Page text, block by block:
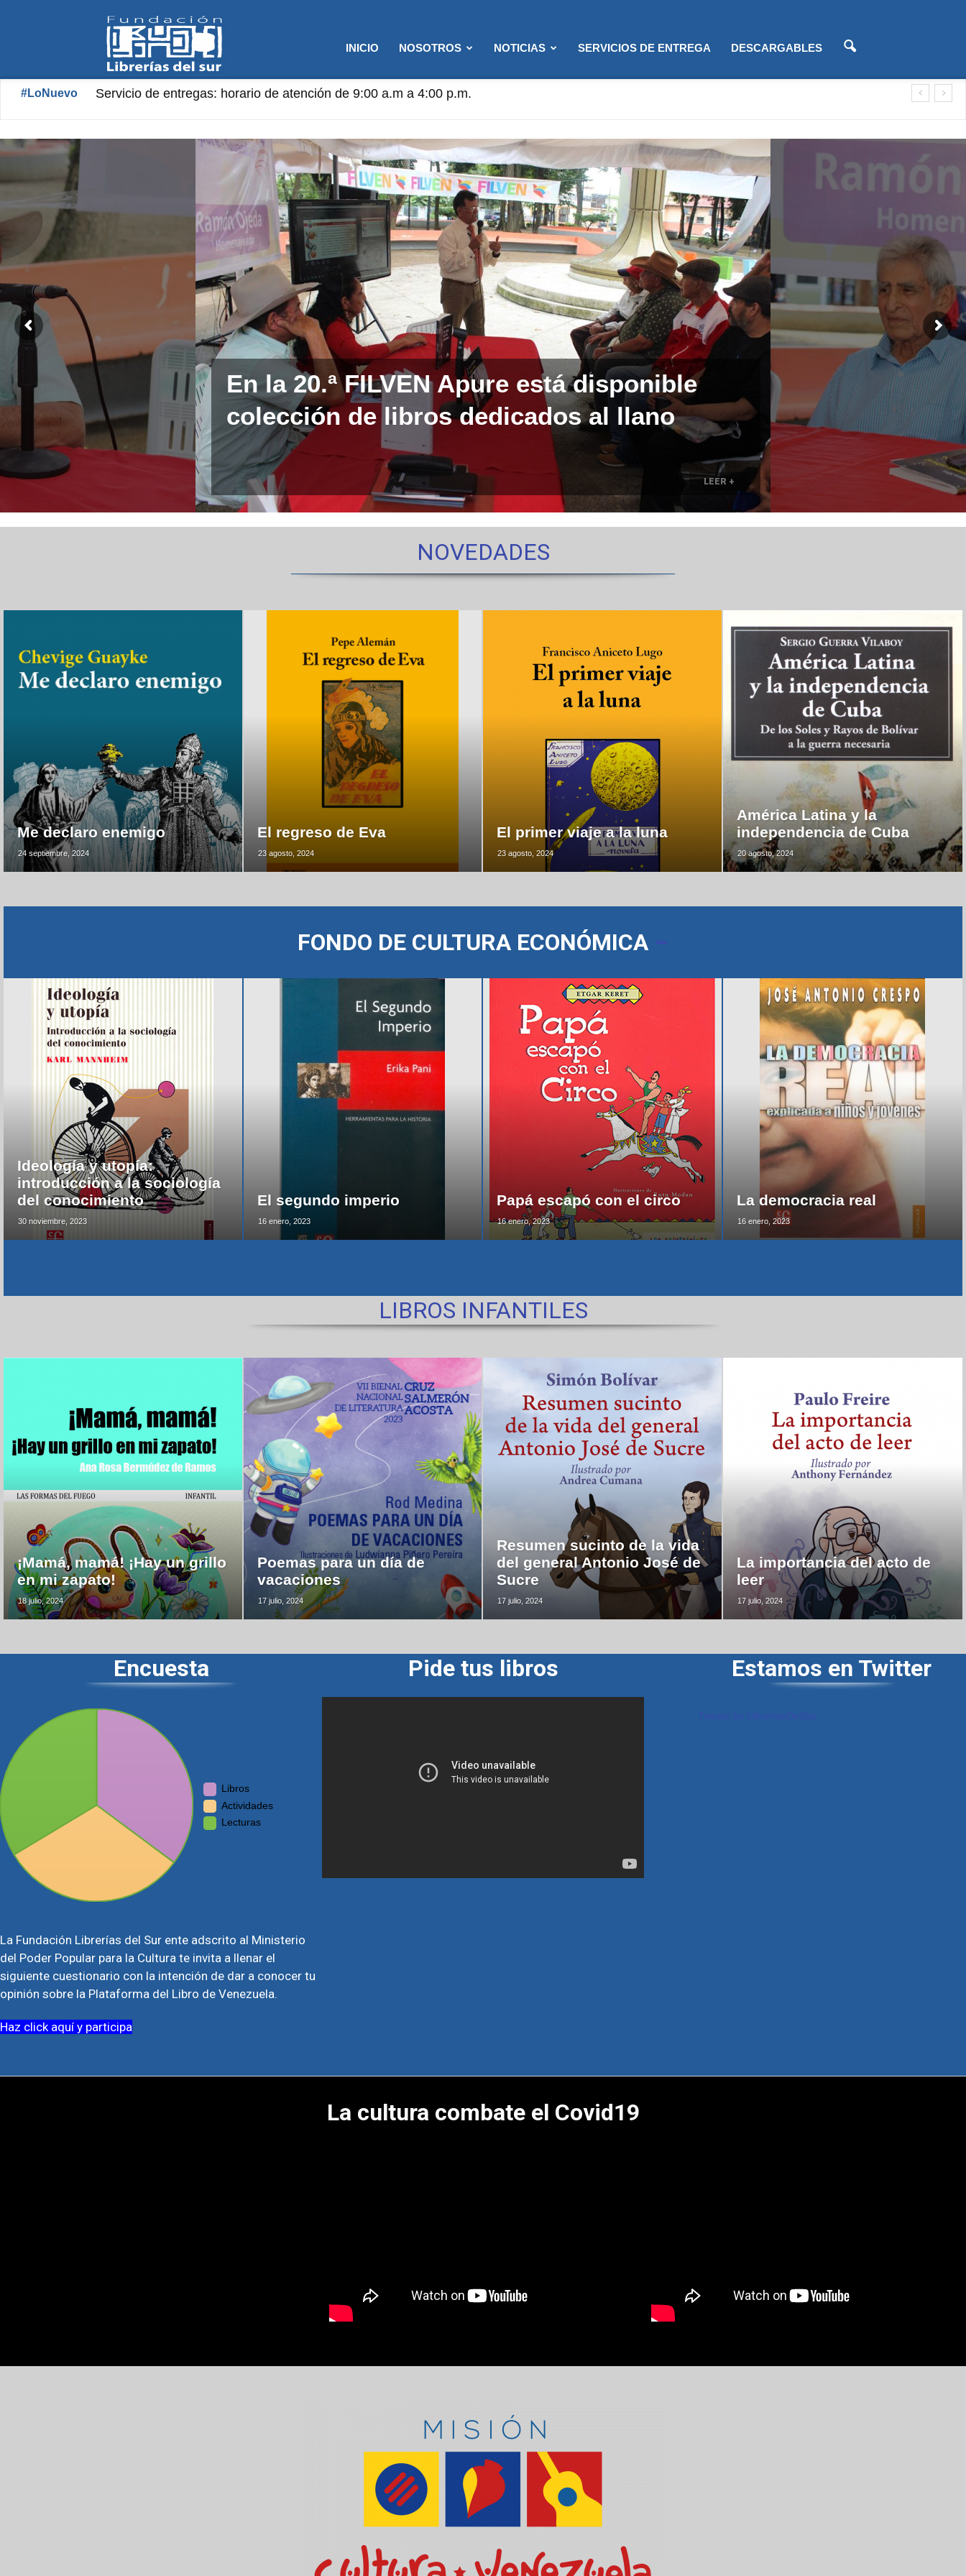
Sur
INICIO NOSOTROS NOTICIAS SERVICIOS DE ENTREGA DESCARGABLES
#LoNuevo Servicio de entregas: horario de atención de 9:00 a.m a 4:00 p.m.
Librería «Aníbal Nazoa» Horario de atención: 8:00 a.m. a 12:00 p.m. (Solo semanas de Flexibilización)
En la 20.ª FILVEN Apure está disponible
colección de libros dedicados al llano
NOVEDADES
Me declaro enemigo
24 septiembre, 2024
El regreso de Eva
23 agosto, 2024
El primer viaje a la luna
23 agosto, 2024
América Latina y la
independencia de Cuba
20 agosto, 2024
FONDO DE CULTURA ECONÓMICA
Ideología y utopía:
introducción a la sociología
del conocimiento
30 noviembre, 2023
El segundo imperio
16 enero, 2023
Papá escapó con el circo
16 enero, 2023
La democracia real
16 enero, 2023
LIBROS INFANTILES
¡Mamá, mamá! ¡Hay un grillo
en mi zapato!
18 julio, 2024
Poemas para un día de
vacaciones
17 julio, 2024
Resumen sucinto de la vida
del general Antonio José de
Sucre
17 julio, 2024
La importancia del acto de
leer
17 julio, 2024
Estamos en Twitter
Pide tus libros
Encuesta
Libros
Actividades
Lecturas
La Fundación Librerías del Sur ente adscrito al Ministerio
del Poder Popular para la Cultura te invita a llenar el
siguiente cuestionario con la intención de dar a conocer tu
opinión sobre la Plataforma del Libro de Venezuela.
Haz click aquí y participa
La cultura combate el Covid19